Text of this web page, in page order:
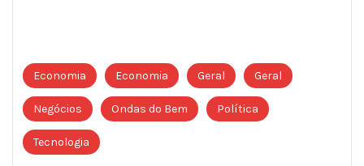
Economia Economia Geral Geral
Negócios Ondas do Bem Política
Tecnologia